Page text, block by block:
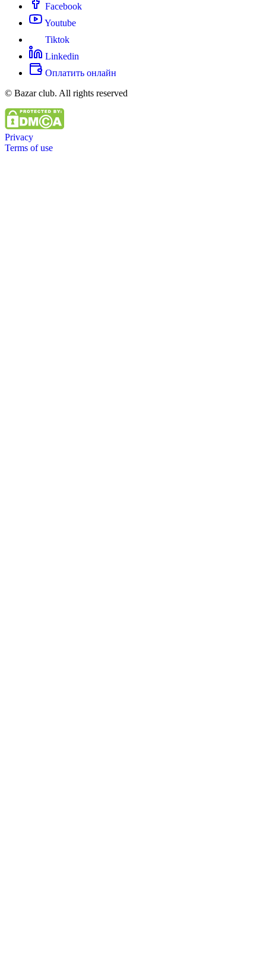
Facebook
Youtube
Tiktok
Linkedin
Оплатить онлайн
© Bazar club. All rights reserved
Privacy
Terms of use